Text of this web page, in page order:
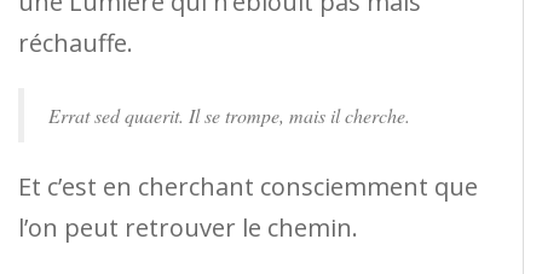
réchauffe.
Errat sed quaerit. Il se trompe, mais il cherche.
Et c’est en cherchant consciemment que
l’on peut retrouver le chemin.